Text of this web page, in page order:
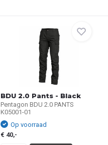
BDU 2.0 Pants - Black
Pentagon BDU 2.0 PANTS
K05001-01
Op voorraad
€ 40,-